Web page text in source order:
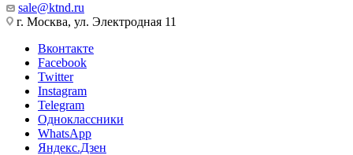
sale@ktnd.ru
г. Москва, ул. Электродная 11
Вконтакте
Facebook
Twitter
Instagram
Telegram
Одноклассники
WhatsApp
Яндекс.Дзен